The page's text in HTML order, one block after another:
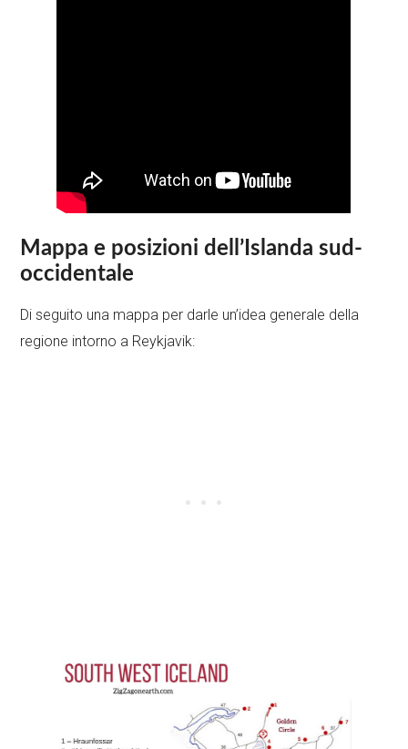
Mappa e posizioni dell’Islanda sud-
occidentale
Di seguito una mappa per darle un’idea generale della
regione intorno a Reykjavik: